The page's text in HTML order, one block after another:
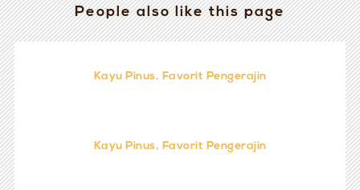
People also like this page
Kayu Pinus, Favorit Pengerajin
Kayu Pinus, Favorit Pengerajin